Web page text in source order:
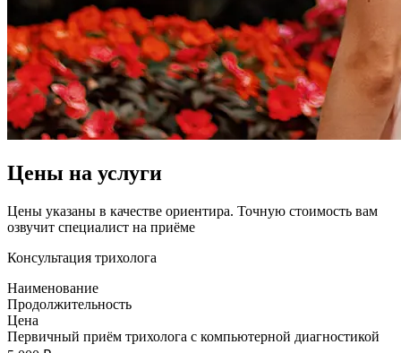
Цены на услуги
Цены указаны в качестве ориентира. Точную стоимость вам
озвучит специалист на приёме
Консультация трихолога
Наименование
Продолжительность
Цена
Первичный приём трихолога с компьютерной диагностикой